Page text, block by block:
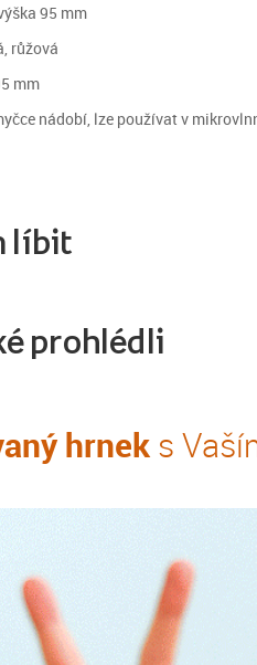
95 mm
růžová
mm
nádobí, lze používat v
líbit
prohlédli
hrneks